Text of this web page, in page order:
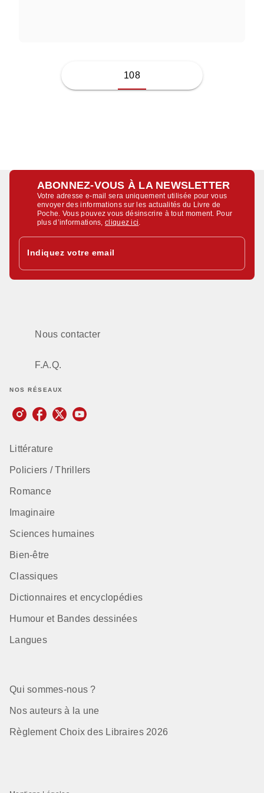
108
ABONNEZ-VOUS À LA NEWSLETTER
Votre adresse e-mail sera uniquement utilisée pour vous
envoyer des informations sur les actualités du Livre de
Poche. Vous pouvez vous désinscrire à tout moment. Pour
plus d’informations,cliquez ici
Indiquez votre email
Nous contacter
F.A.Q.
NOS RÉSEAUX
Littérature
Policiers / Thrillers
Romance
Imaginaire
Sciences humaines
Bien-être
Classiques
Dictionnaires et encyclopédies
Humour et Bandes dessinées
Langues
Qui sommes-nous ?
Nos auteurs à la une
Règlement Choix des Libraires 2026